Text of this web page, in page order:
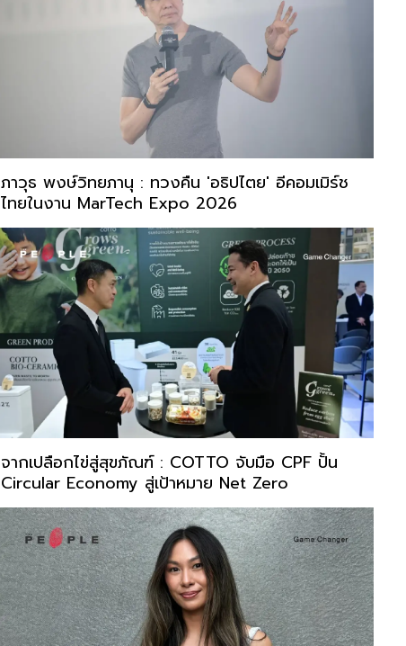
ภาวุธ พงษ์วิทยภานุ : ทวงคืน 'อธิปไตย' อีคอมเมิร์ช
ไทยในงาน MarTech Expo 2026
จากเปลือกไข่สู่สุขภัณฑ์ : COTTO จับมือ CPF ปั้น
Circular Economy สู่เป้าหมาย Net Zero